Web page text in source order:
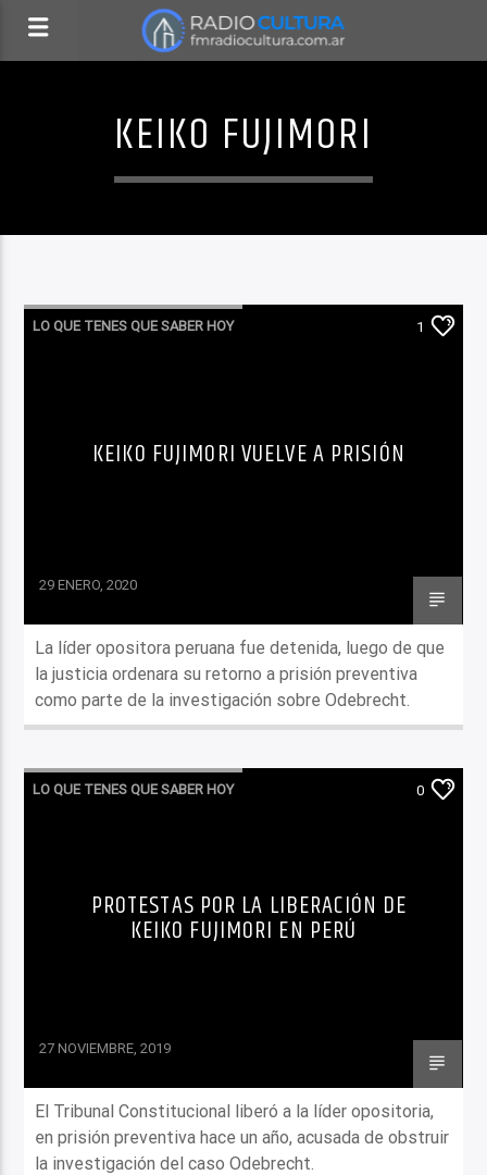
KEIKO FUJIMORI
LO QUE TENES QUE SABER HOY 1
KEIKO FUJIMORI VUELVE A PRISIÓN
29 ENERO, 2020
La líder opositora peruana fue detenida, luego de que
la justicia ordenara su retorno a prisión preventiva
como parte de la investigación sobre Odebrecht.
LO QUE TENES QUE SABER HOY 0
PROTESTAS POR LA LIBERACIÓN DE
KEIKO FUJIMORI EN PERÚ
27 NOVIEMBRE, 2019
El Tribunal Constitucional liberó a la líder opositoria,
en prisión preventiva hace un año, acusada de obstruir
la investigación del caso Odebrecht.